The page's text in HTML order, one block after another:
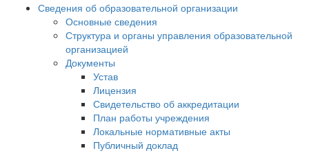
Сведения об образовательной организации
Основные сведения
Структура и органы управления образовательной
организацией
Документы
Устав
Лицензия
Свидетельство об аккредитации
План работы учреждения
Локальные нормативные акты
Публичный доклад